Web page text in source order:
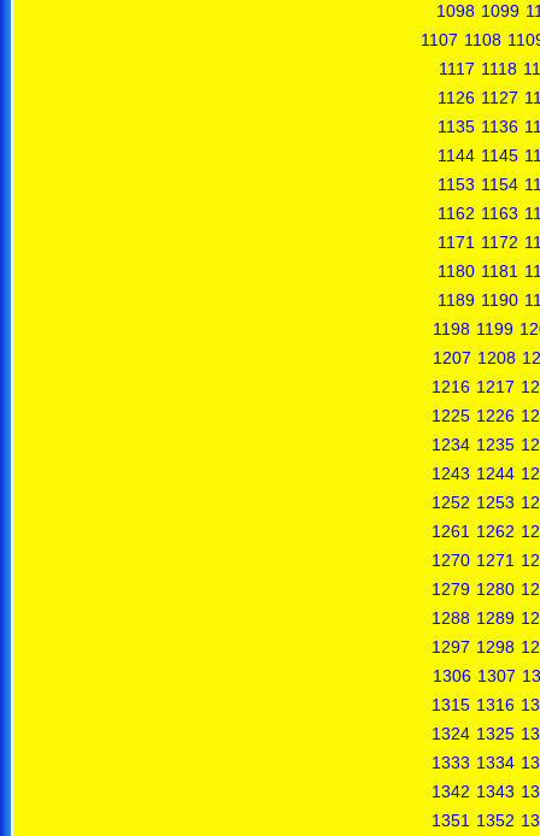
1098 1099
1107 1108
1117 1118
1126 1127
1135 1136
1144 1145
1153 1154
1162 1163
1171 1172
1180 1181
1189 1190
1198 1199
1207 1208
1216 1217
1225 1226
1234 1235
1243 1244
1252 1253
1261 1262
1270 1271
1279 1280
1288 1289
1297 1298
1306 1307
1315 1316
1324 1325
1333 1334
1342 1343
1351 1352